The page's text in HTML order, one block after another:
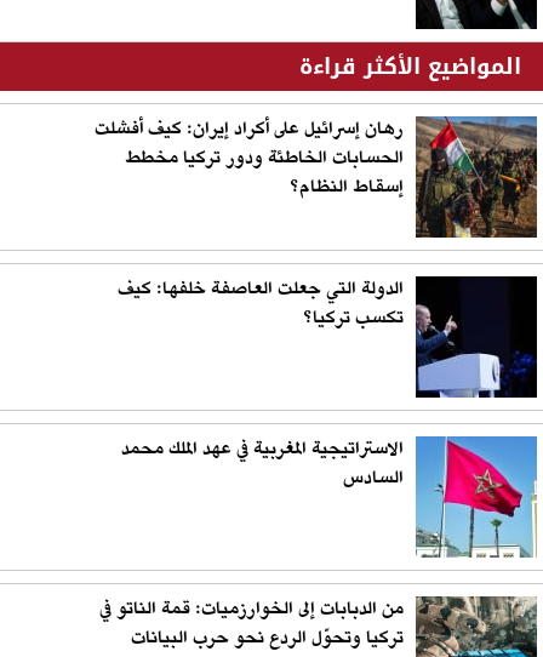
المواضيع الأكثر قراءة
رهان إسرائيل على أكراد إيران: كيف أفشلت
الحسابات الخاطئة ودور تركيا مخطط
إسقاط النظام؟
الدولة التي جعلت العاصفة خلفها: كيف
تكسب تركيا؟
الاستراتيجية المغربية في عهد الملك محمد
السادس
من الدبابات إلى الخوارزميات: قمة الناتو في
تركيا وتحوّل الردع نحو حرب البيانات